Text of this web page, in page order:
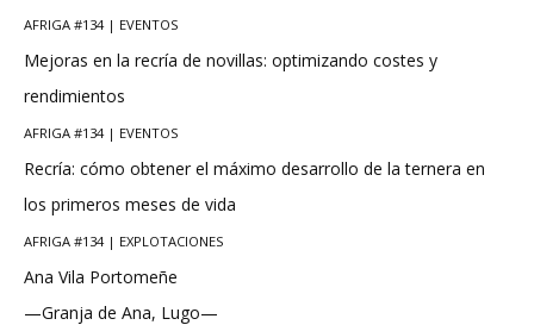
AFRIGA #134 | EVENTOS
Mejoras en la recría de novillas: optimizando costes y
rendimientos
AFRIGA #134 | EVENTOS
Recría: cómo obtener el máximo desarrollo de la ternera en
los primeros meses de vida
AFRIGA #134 | EXPLOTACIONES
Ana Vila Portomeñe
—Granja de Ana, Lugo—